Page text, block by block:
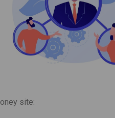
site: